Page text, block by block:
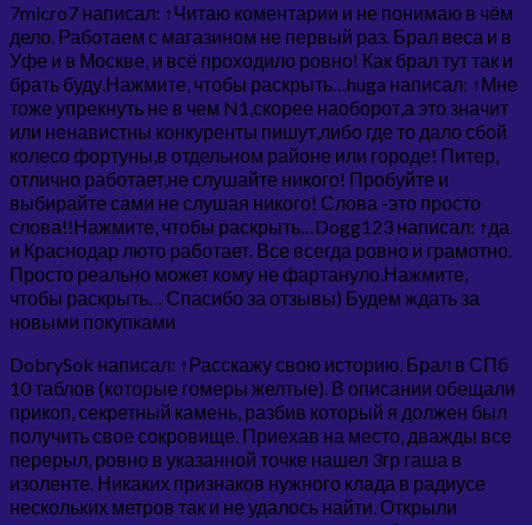
7micro7 написал: ↑Читаю коментарии и не понимаю в чём
дело. Работаем с магазином не первый раз. Брал веса и в
Уфе и в Москве, и всё проходило ровно! Как брал тут так и
брать буду.Нажмите, чтобы раскрыть…huga написал: ↑Мне
тоже упрекнуть не в чем N1,скорее наоборот,а это значит
или ненавистны конкуренты пишут,либо где то дало сбой
колесо фортуны,в отдельном районе или городе! Питер,
отлично работает,не слушайте никого! Пробуйте и
выбирайте сами не слушая никого! Слова -это просто
слова!!Нажмите, чтобы раскрыть…Dogg123 написал: ↑да
и Краснодар люто работает. Все всегда ровно и грамотно.
Просто реально может кому не фартануло.Нажмите,
чтобы раскрыть… Спасибо за отзывы) Будем ждать за
новыми покупками
DobrySok написал: ↑Расскажу свою историю. Брал в СПб
10 таблов (которые гомеры желтые). В описании обещали
прикоп, секретный камень, разбив который я должен был
получить свое сокровище. Приехав на место, дважды все
перерыл, ровно в указанной точке нашел 3гр гаша в
изоленте. Никаких признаков нужного клада в радиусе
нескольких метров так и не удалось найти. Открыли